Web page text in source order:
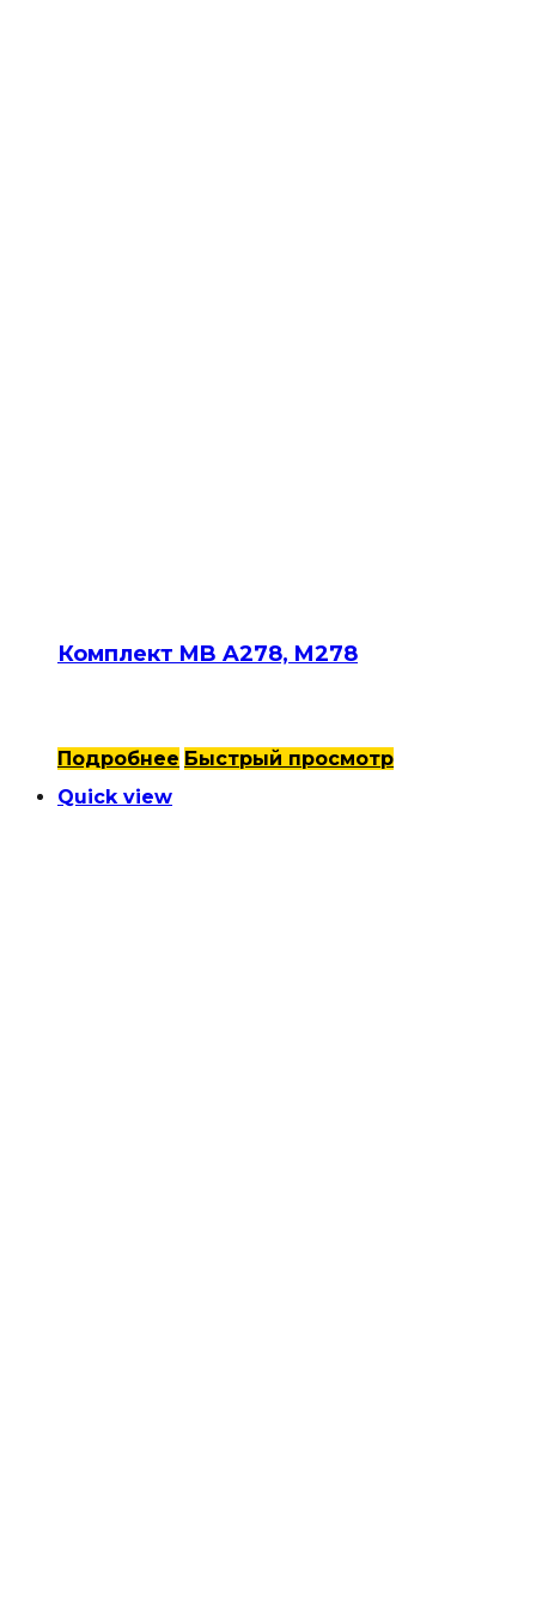
Комплект MB A278, M278
Подробнее Быстрый просмотр
Quick view